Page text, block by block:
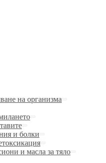
на организма
и болки
и масла за тяло